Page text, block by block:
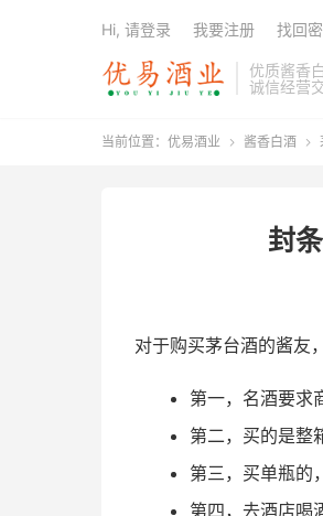
优质酱香
诚信经营
Hi, 请登录 我要注册 找回
当前位置： 优易酒业  酱香白酒 
封
对于购买茅台酒的酱友
第一，名酒要求
第二，买的是整
第三，买单瓶的
第四，去酒店喝